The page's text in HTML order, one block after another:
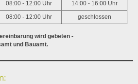
08:00 - 12:00 Uhr 14:00 - 16:00 Uhr
08:00 - 12:00 Uhr geschlossen
wird gebeten -
und Bauamt.